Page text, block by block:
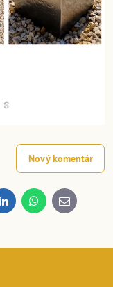
Nový komentár
LinkedInWhatsApp
E-
mail